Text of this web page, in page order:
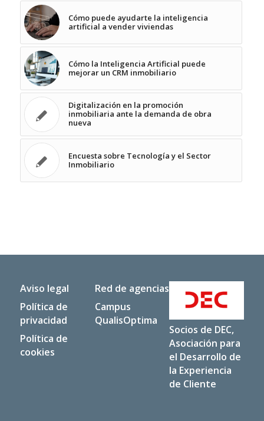
Cómo puede ayudarte la inteligencia
artificial a vender viviendas
Cómo la Inteligencia Artificial puede
mejorar un CRM inmobiliario
Digitalización en la promoción
inmobiliaria ante la demanda de obra
nueva
Encuesta sobre Tecnología y el Sector
Inmobiliario
Aviso legal
Política de
privacidad
Política de
cookies
Red de agencias
Campus
QualisOptima
Socios de DEC,
Asociación para
el Desarrollo de
la Experiencia
de Cliente